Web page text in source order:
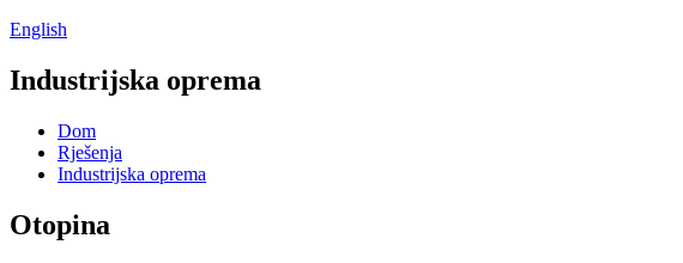
English
Industrijska oprema
Dom
Rješenja
Industrijska oprema
Otopina